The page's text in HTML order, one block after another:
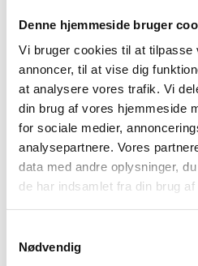
Denne hjemmeside bruger
Vi bruger cookies til at tilpasse
annoncer, til at vise dig
at analysere vores trafik. Vi
din brug af vores hjemmeside
for sociale medier,
analysepartnere. Vores
data med andre oplysninger,
de har indsamlet fra din brug
Nødvendig